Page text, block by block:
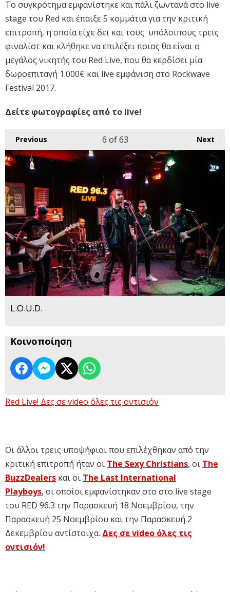
Το συγκρότημα εμφανίστηκε και πάλι ζωντανά στο live
stage του Red και έπαιξε 5 κομμάτια για την κριτική
επιτροπή, η οποία είχε δει και τους υπόλοιπους τρεις
φιναλίστ και κλήθηκε να επιλέξει ποιος θα είναι ο
μεγάλος νικητής του Red Live, που θα κερδίσει μία
δωροεπιταγή 1.000€ και live εμφάνιση στο Rockwave
Festival 2017.
Δείτε φωτογραφίες από το live!
Previous Next
6 of 63
L.O.U.D.
Κοινοποίηση
Red Live! Δες σε video όλες τις οντισιόν
Οι άλλοι τρεις υποψήφιοι που επιλέχθηκαν από την
κριτική επιτροπή ήταν οι The Sexy Christians, οι The
BuzzDealers και οι The Last International
Playboys, οι οποίοι εμφανίστηκαν στο στο live stage
του RED 96.3 την Παρασκευή 18 Νοεμβρίου, την
Παρασκευή 25 Νοεμβρίου και την Παρασκευή 2
Δεκεμβρίου αντίστοιχα. Δες σε video όλες τις
οντισιόν!